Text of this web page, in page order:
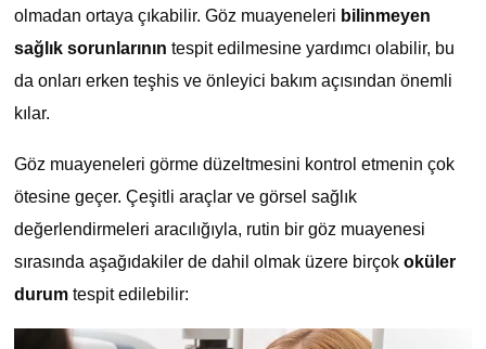
olmadan ortaya çıkabilir. Göz muayeneleri bilinmeyen
sağlık sorunlarının tespit edilmesine yardımcı olabilir, bu
da onları erken teşhis ve önleyici bakım açısından önemli
kılar.
Göz muayeneleri görme düzeltmesini kontrol etmenin çok
ötesine geçer. Çeşitli araçlar ve görsel sağlık
değerlendirmeleri aracılığıyla, rutin bir göz muayenesi
sırasında aşağıdakiler de dahil olmak üzere birçok oküler
durumtespit edilebilir: